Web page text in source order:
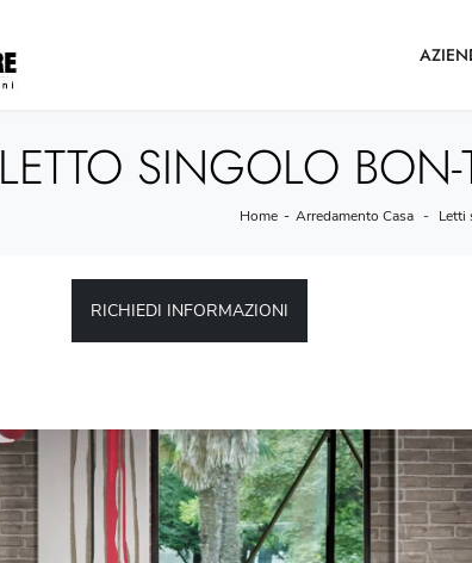
LETTO SINGOLO
Home - Arredamento Casa - Letti
RICHIEDI INFORMAZIONI